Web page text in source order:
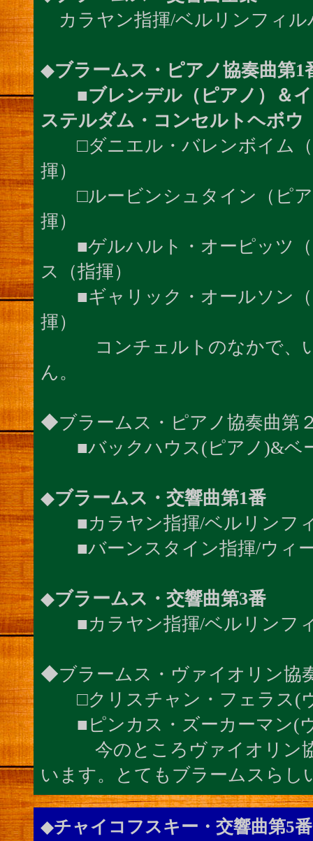
カラヤン指揮/ベルリンフィル
◆ブラームス・ピアノ協奏曲第1
■ブレンデル（ピアノ）＆
ステルダム・コンセルトヘボウ
□ダニエル・バレンボイム（
揮）
□ルービンシュタイン（ピア
揮）
■ゲルハルト・オーピッツ（
ス（指揮）
■ギャリック・オールソン（
揮）
コンチェルトのなかで、い
ん。
◆ブラームス・ピアノ協奏曲第
■バックハウス(ピアノ)&ベ
◆ブラームス・交響曲第1番
■カラヤン指揮/ベルリンフィ
■バーンスタイン指揮/ウィー
◆ブラームス・交響曲第3番
■カラヤン指揮/ベルリンフィ
◆ブラームス・ヴァイオリン協
□クリスチャン・フェラス(
■ピンカス・ズーカーマン(
今のところヴァイオリン協
います。とてもブラームスら
◆チャイコフスキー・交響曲第5番